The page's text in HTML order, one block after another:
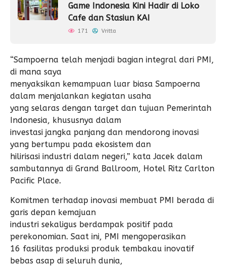
Game Indonesia Kini Hadir di Loko
Cafe dan Stasiun KAI
171 Vritta
“Sampoerna telah menjadi bagian integral dari PMI,
di mana saya
menyaksikan kemampuan luar biasa Sampoerna
dalam menjalankan kegiatan usaha
yang selaras dengan target dan tujuan Pemerintah
Indonesia, khususnya dalam
investasi jangka panjang dan mendorong inovasi
yang bertumpu pada ekosistem dan
hilirisasi industri dalam negeri,” kata Jacek dalam
sambutannya di Grand Ballroom, Hotel Ritz Carlton
Pacific Place.
Komitmen terhadap inovasi membuat PMI berada di
garis depan kemajuan
industri sekaligus berdampak positif pada
perekonomian. Saat ini, PMI mengoperasikan
16 fasilitas produksi produk tembakau inovatif
bebas asap di seluruh dunia,